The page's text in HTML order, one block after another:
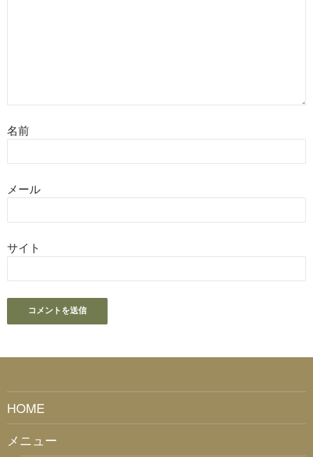
名前
メール
サイト
HOME
メニュー